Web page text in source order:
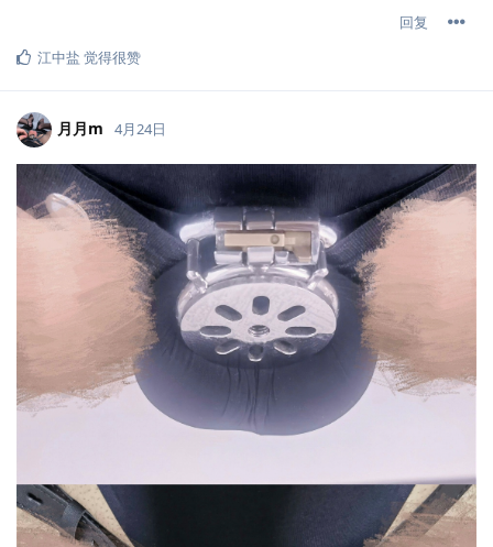
回复
江中盐 觉得很赞
月月m 4月24日